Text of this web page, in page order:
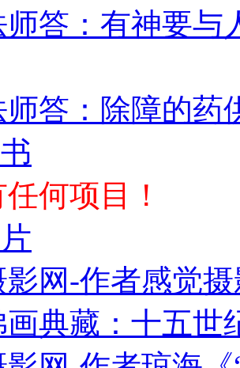
答：有神要与
答：除障的药
何项目！
网-作者感觉
典藏：十五世